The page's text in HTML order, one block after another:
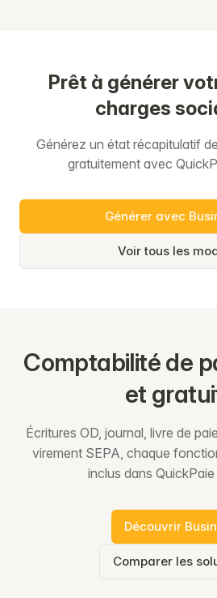
Prêt à générer
charges
Générez un état récapitulatif
gratuitement avec
Générer avec
Voir tous les
Comptabilité de
et
Écritures OD, journal, livre de
virement SEPA, chaque
inclus dans
Découvrir
Comparer les